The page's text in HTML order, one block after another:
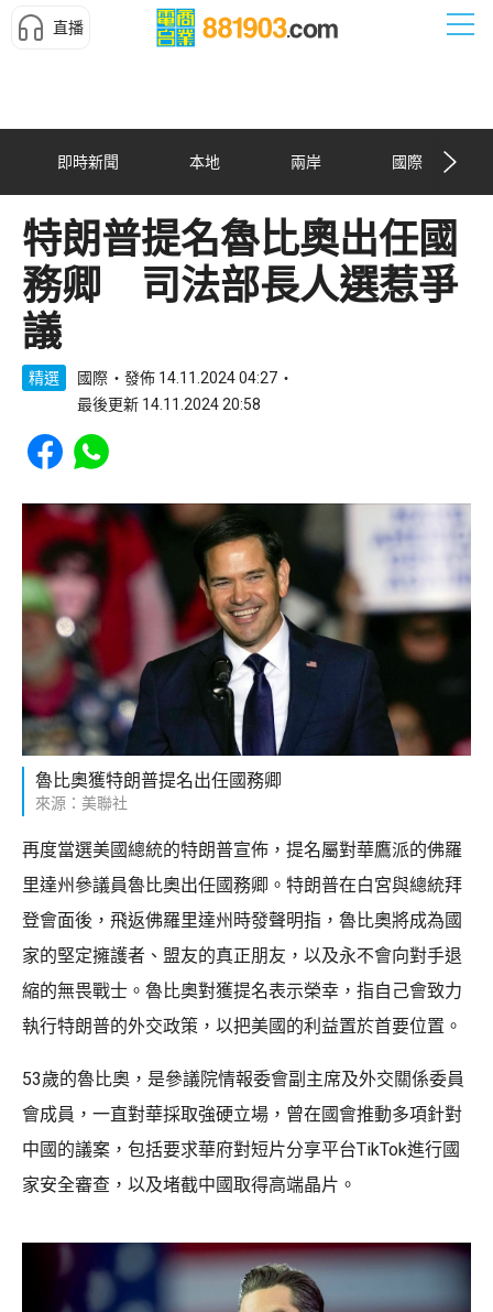
直播
即時新聞 本地 兩岸 國際
特朗普提名魯比奧出任國
務卿 司法部長人選惹爭
議
精選 國際
發佈 14.11.2024 04:27
最後更新 14.11.2024 20:58
Share to Facebook
Share to WhatsApp
魯比奧獲特朗普提名出任國務卿
來源：美聯社
再度當選美國總統的特朗普宣佈，提名屬對華鷹派的佛羅
里達州參議員魯比奧出任國務卿。特朗普在白宮與總統拜
登會面後，飛返佛羅里達州時發聲明指，魯比奧將成為國
家的堅定擁護者、盟友的真正朋友，以及永不會向對手退
縮的無畏戰士。魯比奧對獲提名表示榮幸，指自己會致力
執行特朗普的外交政策，以把美國的利益置於首要位置。
53歲的魯比奧，是參議院情報委會副主席及外交關係委員
會成員，一直對華採取強硬立場，曾在國會推動多項針對
中國的議案，包括要求華府對短片分享平台TikTok進行國
家安全審查，以及堵截中國取得高端晶片。